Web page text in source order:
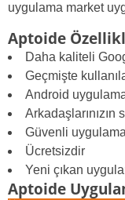
uygulama market
Aptoide
Daha kaliteli
Geçmişte
Android
Güvenli
Ücretsizdir
Yeni çıkan
Aptoide